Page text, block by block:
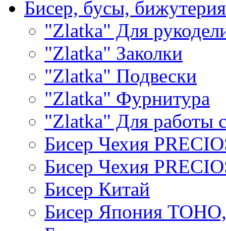
Бисер, бусы, бижутерия
"Zlatka" Для
"Zlatka" Заколки
"Zlatka" Подвески
"Zlatka" Фурнитура
"Zlatka" Для работы
Бисер Чехия
Бисер Чехия
Бисер Китай
Бисер Япония